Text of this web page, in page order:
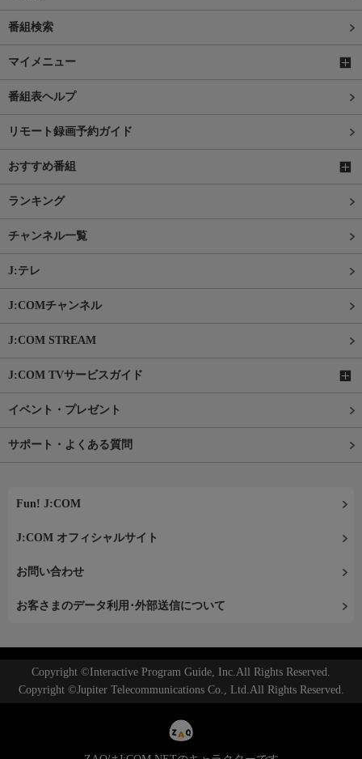
番組検索
マイメニュー
番組表ヘルプ
リモート録画予約ガイド
おすすめ番組
ランキング
チャンネル一覧
J:テレ
J:COMチャンネル
J:COM STREAM
J:COM TVサービスガイド
イベント・プレゼント
サポート・よくある質問
Fun! J:COM
J:COM オフィシャルサイト
お問い合わせ
お客さまのデータ利用･外部送信について
Copyright ©Interactive Program Guide, Inc.All Rights Reserved.
Copyright ©Jupiter Telecommunications Co., Ltd.All Rights Reserved.